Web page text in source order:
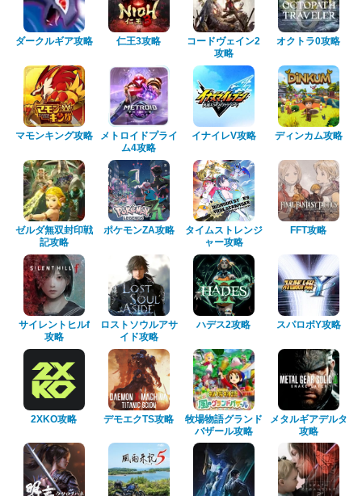
ダークルギア攻略 仁王3攻略
コードヴェイン2
攻略
オクトラ0攻略
マモンキング攻略
メトロイドプライ
ム4攻略
イナイレV攻略 ディンカム攻略
ゼルダ無双封印戦
記攻略
ポケモンZA攻略
タイムストレンジ
ャー攻略
FFT攻略
サイレントヒルf
攻略
ロストソウルアサ
イド攻略
ハデス2攻略 スパロボY攻略
2XKO攻略 デモエクTS攻略
牧場物語グランド
バザール攻略
メタルギアデルタ
攻略